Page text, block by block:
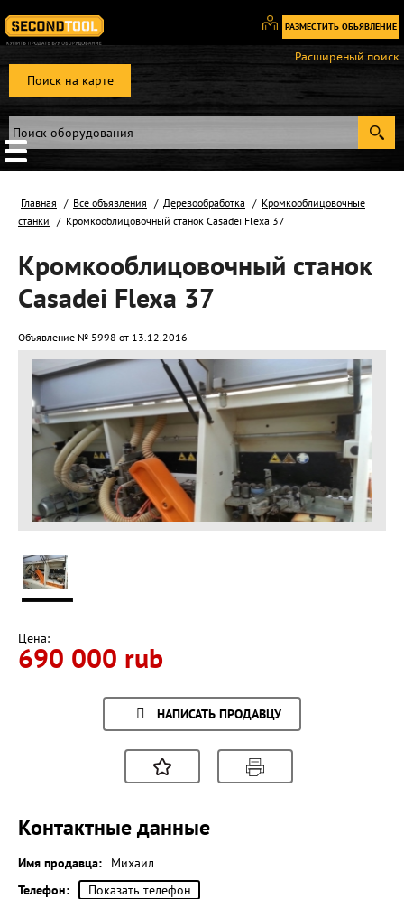
РАЗМЕСТИТЬ ОБЬЯВЛЕНИЕ
Вход
Регистрация
Поиск на карте
Расширеный поиск
Главная Все объявления Деревообработка
Кромкооблицовочные
станки
Кромкооблицовочный станок Casadei Flexa 37
Кромкооблицовочный станок
Casadei Flexa 37
Объявление № 5998 от 13.12.2016
Цена:
690 000 rub
НАПИСАТЬ ПРОДАВЦУ
Контактные данные
Имя продавца:
Михаил
Телефон:
Показать телефон